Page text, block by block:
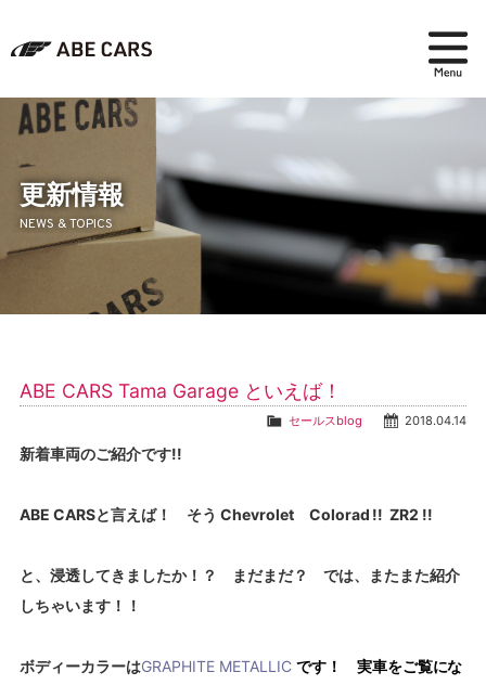
在庫検索
パーツ＆アクセサリー
アフターセールス
採用情報
更新情報
NEWS & TOPICS
ABE CARS Tama Garage といえば！
2018.04.14
セールスblog
新着車両のご紹介です!!
ABE CARSと言えば！ そう Chevrolet Colorad !! ZR2 !!
と、浸透してきましたか！？ まだまだ？ では、またまた紹介
しちゃいます！！
ボディーカラーはGRAPHITE METALLIC です！ 実車をご覧にな